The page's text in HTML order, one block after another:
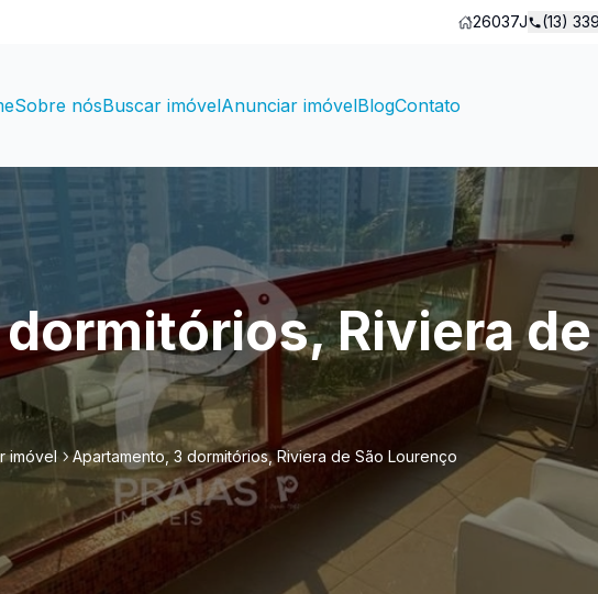
26037J (13)
Sobre nósBuscar imóvelAnunciar imóvelBlogContato
Riviera de
imóvel Apartamento, 3 dormitórios, Riviera de São Lourenço